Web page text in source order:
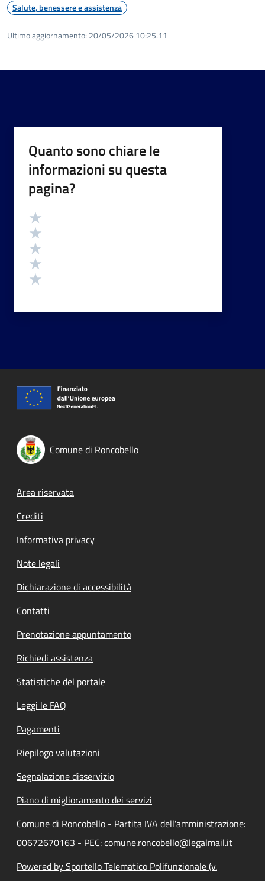
Salute, benessere e assistenza
Ultimo aggiornamento: 20/05/2026 10:25.11
Quanto sono chiare le
informazioni su questa
pagina?
Valutazione
Comune di Roncobello
Footer menu
Area riservata
Crediti
Informativa privacy
Note legali
Dichiarazione di accessibilità
Contatti
Prenotazione appuntamento
Richiedi assistenza
Statistiche del portale
Leggi le FAQ
Pagamenti
Riepilogo valutazioni
Segnalazione disservizio
Piano di miglioramento dei servizi
Comune di Roncobello - Partita IVA dell'amministrazione:
00672670163 - PEC: comune.roncobello@legalmail.it
Powered by Sportello Telematico Polifunzionale (v.